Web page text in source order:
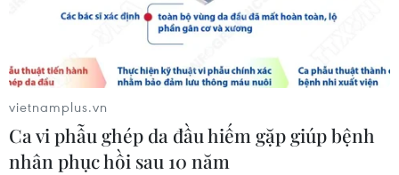
vietnamplus.vn
Ca vi phẫu ghép da đầu hiếm gặp giúp bệnh
nhân phục hồi sau 10 năm